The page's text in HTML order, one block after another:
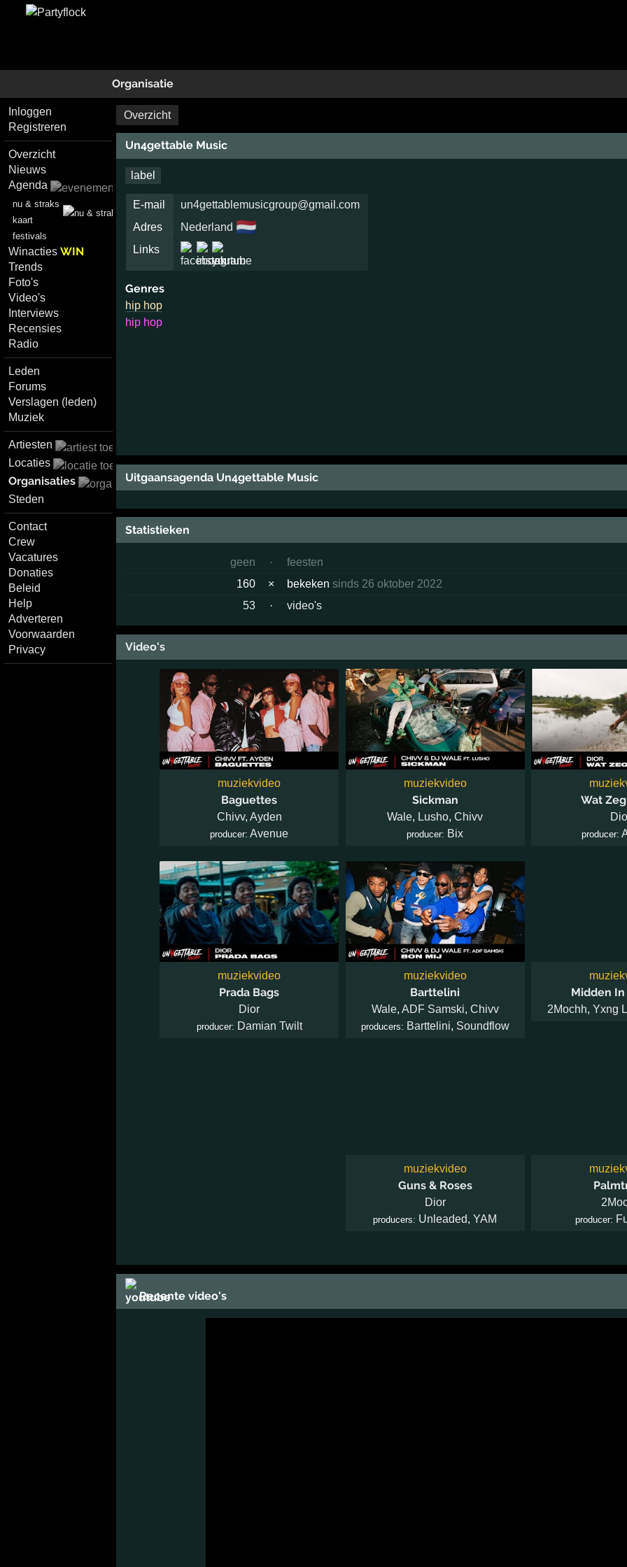
Organisatie
Inloggen
Registreren
Overzicht
Nieuws
Agenda
nu & straks
kaart
festivals
WinactiesWIN
Trends
Foto's
Video's
Interviews
Recensies
Radio
Leden
Forums
Verslagen (leden)
Muziek
Artiesten
Locaties
Organisaties
Steden
Contact
Crew
Vacatures
Donaties
Beleid
Help
Adverteren
Voorwaarden
Privacy
Overzicht
Un4gettable Music
label
E-mail
un4gettablemusicgroup@gmail.com
Adres
Nederland 🇳🇱
Links
Genres
hip hop
hip hop
Uitgaansagenda Un4gettable Music
Statistieken
geen ·
feesten
160
× bekekensinds 26 oktober 2022
53
· video's
Video's
muziekvideo
Baguettes
Chivv, Ayden
producer: Avenue
muziekvideo
Sickman
Wale, Lusho,Chivv
producer: Bix
Wat
producer:
muziekvideo
Prada Bags
Dior
producer: Damian Twilt
muziekvideo
Barttelini
Wale, ADF Samski, Chivv
producers: Barttelini, Soundflow
Midden
2Mochh, Yxng
muziekvideo
Guns & Roses
Dior
producers: Unleaded,YAM producer:
Recente video's